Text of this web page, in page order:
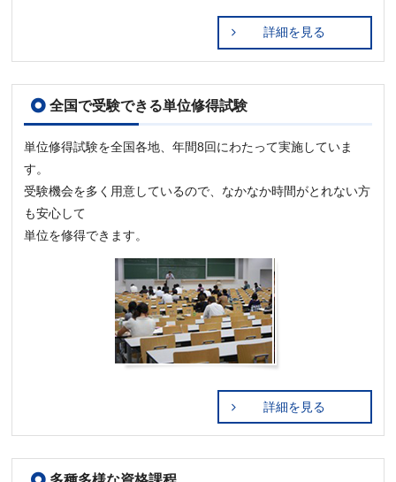
詳細を見る
全国で受験できる単位修得試験
単位修得試験を全国各地、年間8回にわたって実施していま
す。
受験機会を多く用意しているので、なかなか時間がとれない方
も安心して
単位を修得できます。
詳細を見る